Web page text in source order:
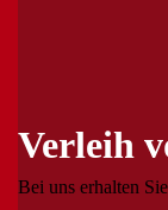
Verleih
Bei uns erhalten